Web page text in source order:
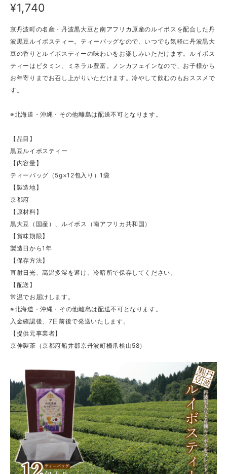
¥1,740
京丹波町の名産・丹波黒大豆と南アフリカ原産のルイボスを配合した丹
波黒豆ルイボスティー。ティーバッグなので、いつでも気軽に丹波黒大
豆の香りとルイボスティーの味わいをお楽しみいただけます。ルイボス
ティーはビタミン、ミネラル豊富。ノンカフェインなので、お子様から
お年寄りまでお召し上がりいただけます。冷やして飲むのもおススメで
す。
※北海道・沖縄・その他離島は配送不可となります。
【品目】
黒豆ルイボスティー
【内容量】
ティーバッグ（5g×12包入り）1袋
【製造地】
京都府
【原材料】
黒大豆（国産）、ルイボス（南アフリカ共和国）
【賞味期限】
製造日から1年
【保存方法】
直射日光、高温多湿を避け、冷暗所で保存してください。
【配送】
常温でお届けします。
※北海道・沖縄・その他離島は配送不可となります。
入金確認後、7日前後で発送いたします。
【提供元事業者】
京伸製茶（京都府船井郡京丹波町橋爪桧山58）